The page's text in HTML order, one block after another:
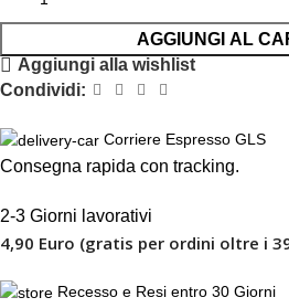
AGGIUNGI AL
Aggiungi alla wishlist
Condividi:
Corriere Espresso GLS
Consegna rapida con tracking.
2-3 Giorni lavorativi
4,90 Euro (gratis per ordini oltre i
Recesso e Resi entro 30 Giorni